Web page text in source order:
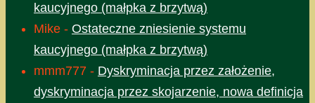
kaucyjnego (małpka z brzytwą)
Mike - Ostateczne zniesienie systemu
kaucyjnego (małpka z brzytwą)
mmm777 - Dyskryminacja przez założenie,
dyskryminacja przez skojarzenie, nowa definicja